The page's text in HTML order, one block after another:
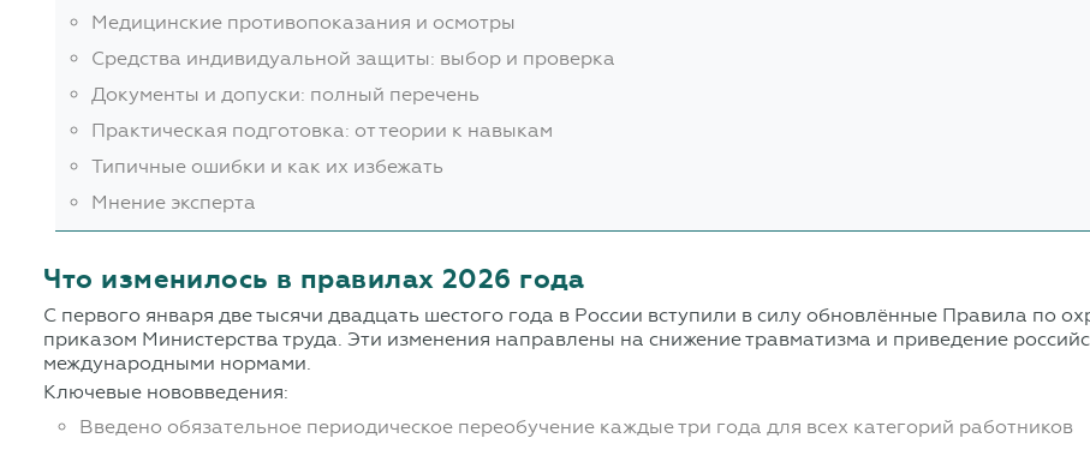
Медицинские противопоказания и осмотры
Средства индивидуальной защиты: выбор и проверка
Документы и допуски: полный перечень
Практическая подготовка: от теории к навыкам
Типичные ошибки и как их избежать
Мнение эксперта
Что изменилось в правилах 2026 года
С первого января две тысячи двадцать шестого года в России вступили в силу обновлённые Правила по
приказом Министерства труда. Эти изменения направлены на снижение травматизма и приведение
международными нормами.
Ключевые нововведения:
Введено обязательное периодическое переобучение каждые три года для всех категорий работников